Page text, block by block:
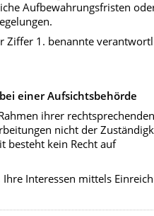
Aufbewahrungsfristen
Ziffer 1. benannte
einer Aufsichtsbehörde
ihrer
nicht der
besteht kein Recht auf
Interessen mittels